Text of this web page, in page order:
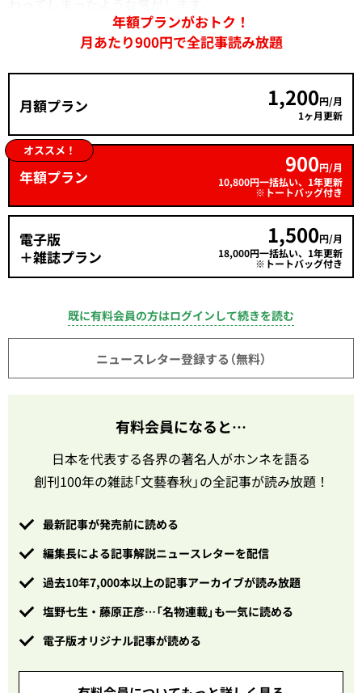
年額プランがおトク！
月あたり900円で全記事読み放題
月額プラン 1,200円/月
1ヶ月更新
オススメ！
年額プラン 900円/月
10,800円一括払い、1年更新
※トートバッグ付き
電子版
＋雑誌プラン
1,500円/月
18,000円一括払い、1年更新
※トートバッグ付き
既に有料会員の方はログインして続きを読む
ニュースレター登録する（無料）
有料会員になると…
日本を代表する各界の著名人がホンネを語る
創刊100年の雑誌「文藝春秋」の全記事が読み放題！
最新記事が発売前に読める
編集長による記事解説ニュースレターを配信
過去10年7,000本以上の記事アーカイブが読み放題
塩野七生・藤原正彦…「名物連載」も一気に読める
電子版オリジナル記事が読める